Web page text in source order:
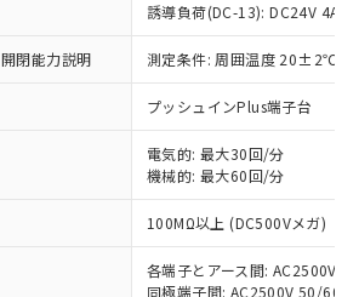
誘導負荷(DC-13): DC24V 4A/
開閉能力説明 測定条件: 周囲温度 20±2℃、
プッシュインPlus端子台
電気的: 最大30回/分
機械的: 最大60回/分
100MΩ以上 (DC500Vメガ)
各端子とアース間: AC2500V
同極端子間: AC2500V 50/
をお読みいただき、同意のうえ
ビスは、当社制御機器事業取扱
当社在庫状況および標準価格
)を提供させていただくもので
御機器事業取扱商品の中には、
ビスの対象外となる商品もある
ご了承ください。
し：EU RoHS指令（10物質）の
対応の商品で、対応品を出す予
：EU RoHS指令（10物質）の
応状況を調査中または確認中の
関係のない商品です。
事情により、非含有部品として
、含有品と判明した場合などや
均質材料含有率が中国RoHSの
あることを示します。
均質材料含有率が中国RoHSの
えていることを示します。
確認です。当社販売部門へお問
、これら貴社製品のうち、外国